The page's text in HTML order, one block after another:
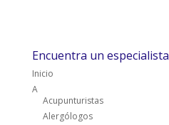
Encuentra un especialista
Inicio
A
Acupunturistas
Alergólogos